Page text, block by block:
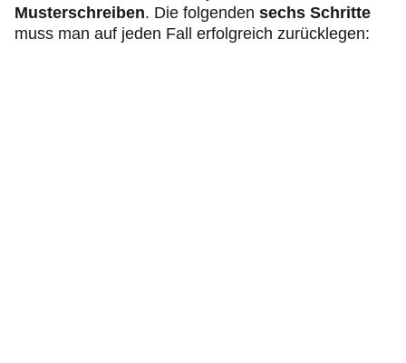
Musterschreiben. Die folgenden sechs Schritte
muss man auf jeden Fall erfolgreich zurücklegen: